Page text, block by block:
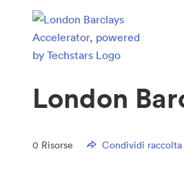
London
0 Risorse Condividi raccolta